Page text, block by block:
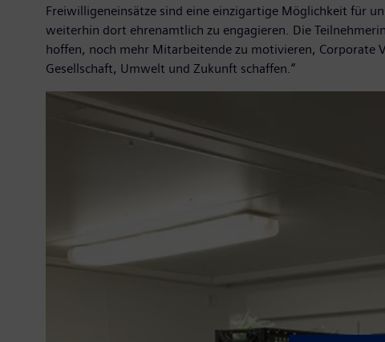
Freiwilligeneinsätze sind eine einzigartige Möglichkeit für
weiterhin dort ehrenamtlich zu engagieren. Die
hoffen, noch mehr Mitarbeitende zu motivieren, Corporate
Gesellschaft, Umwelt und Zukunft schaffen.“